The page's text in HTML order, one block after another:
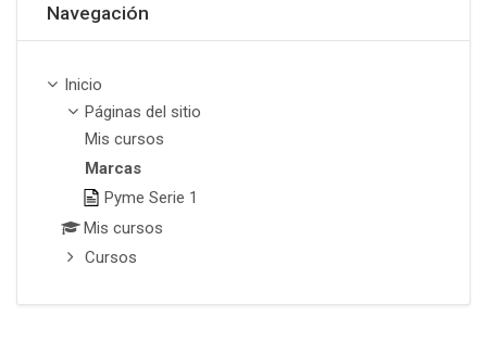
Navegación
Inicio
Páginas del sitio
Mis cursos
Marcas
Pyme Serie 1
Mis cursos
Cursos